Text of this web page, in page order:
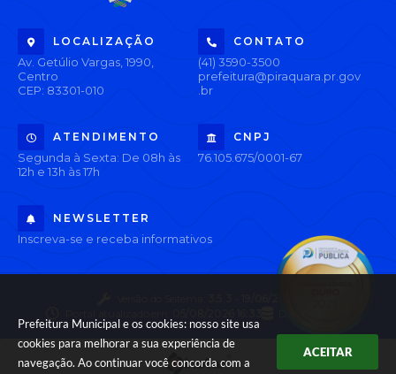
Prefeitura Municipal e os cookies: nosso site usa
cookies para melhorar a sua experiência de
navegação. Ao continuar você concorda com a
ACEITAR
LOCALIZAÇÃO
Av. Getúlio Vargas, 1990,
Centro
CEP: 83301-010
CONTATO
(41) 3590-3500
prefeitura@piraquara.pr.gov
.br
ATENDIMENTO
Segunda à Sexta: De 08h às
12h e 13h às 17h
CNPJ
76.105.675/0001-67
NEWSLETTER
Inscreva-se e receba informativos